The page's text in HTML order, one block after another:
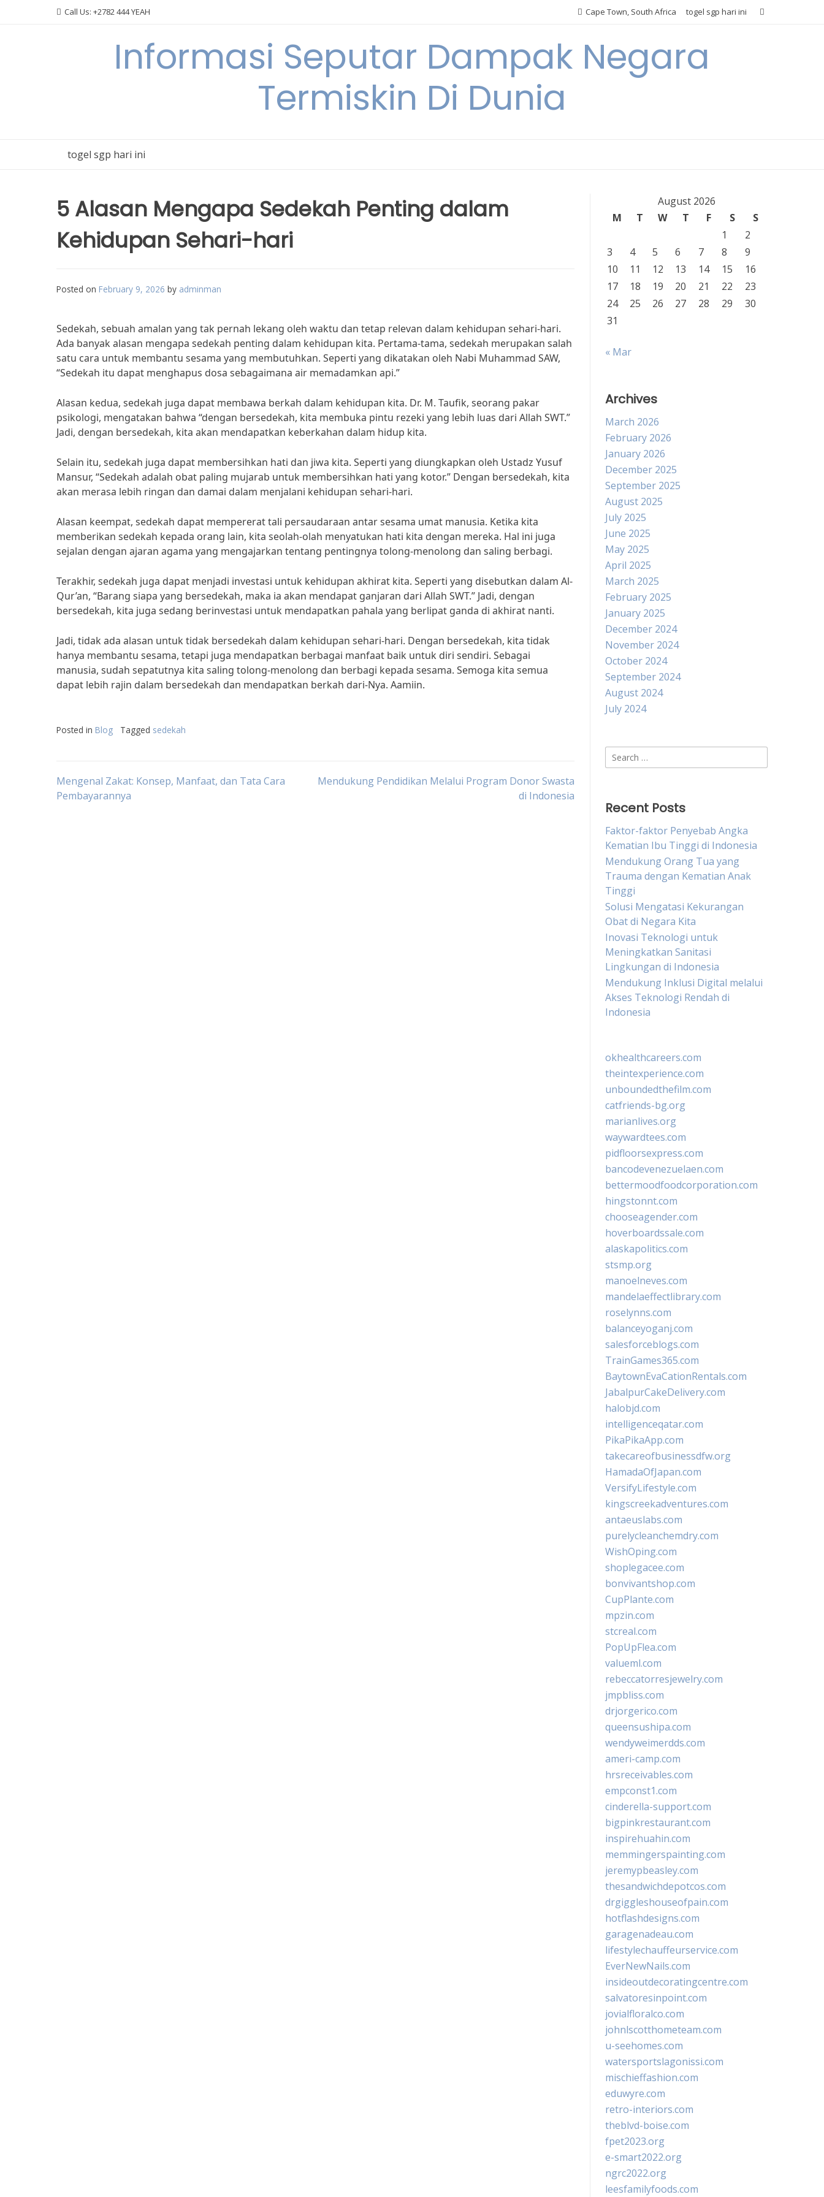
Call Us: +2782 444 YEAH Cape Town, South Africa togel sgp hari ini
Informasi Seputar Dampak Negara
Termiskin Di Dunia
togel sgp hari ini
5 Alasan Mengapa Sedekah Penting dalam
Kehidupan Sehari-hari
Posted on February 9, 2026 by adminman
Sedekah, sebuah amalan yang tak pernah lekang oleh waktu dan tetap relevan dalam kehidupan sehari-hari.
Ada banyak alasan mengapa sedekah penting dalam kehidupan kita. Pertama-tama, sedekah merupakan salah
satu cara untuk membantu sesama yang membutuhkan. Seperti yang dikatakan oleh Nabi Muhammad SAW,
“Sedekah itu dapat menghapus dosa sebagaimana air memadamkan api.”
Alasan kedua, sedekah juga dapat membawa berkah dalam kehidupan kita. Dr. M. Taufik, seorang pakar
psikologi, mengatakan bahwa “dengan bersedekah, kita membuka pintu rezeki yang lebih luas dari Allah SWT.”
Jadi, dengan bersedekah, kita akan mendapatkan keberkahan dalam hidup kita.
Selain itu, sedekah juga dapat membersihkan hati dan jiwa kita. Seperti yang diungkapkan oleh Ustadz Yusuf
Mansur, “Sedekah adalah obat paling mujarab untuk membersihkan hati yang kotor.” Dengan bersedekah, kita
akan merasa lebih ringan dan damai dalam menjalani kehidupan sehari-hari.
Alasan keempat, sedekah dapat mempererat tali persaudaraan antar sesama umat manusia. Ketika kita
memberikan sedekah kepada orang lain, kita seolah-olah menyatukan hati kita dengan mereka. Hal ini juga
sejalan dengan ajaran agama yang mengajarkan tentang pentingnya tolong-menolong dan saling berbagi.
Terakhir, sedekah juga dapat menjadi investasi untuk kehidupan akhirat kita. Seperti yang disebutkan dalam Al-
Qur’an, “Barang siapa yang bersedekah, maka ia akan mendapat ganjaran dari Allah SWT.” Jadi, dengan
bersedekah, kita juga sedang berinvestasi untuk mendapatkan pahala yang berlipat ganda di akhirat nanti.
Jadi, tidak ada alasan untuk tidak bersedekah dalam kehidupan sehari-hari. Dengan bersedekah, kita tidak
hanya membantu sesama, tetapi juga mendapatkan berbagai manfaat baik untuk diri sendiri. Sebagai
manusia, sudah sepatutnya kita saling tolong-menolong dan berbagi kepada sesama. Semoga kita semua
dapat lebih rajin dalam bersedekah dan mendapatkan berkah dari-Nya. Aamiin.
Posted in Blog Tagged sedekah
Post
Mengenal Zakat: Konsep, Manfaat, dan Tata Cara
Pembayarannya
Mendukung Pendidikan Melalui Program Donor Swasta
di Indonesia
August 2026
M
T W T F S
S
1
2
3
4 5 6 7 8
9
10
11 12 13 14 15
16
17
18 19 20 21 22
23
24
25 26 27 28 29
30
31
« Mar
Archives
March 2026
February 2026
January 2026
December 2025
September 2025
August 2025
July 2025
June 2025
May 2025
April 2025
March 2025
February 2025
January 2025
December 2024
November 2024
October 2024
September 2024
August 2024
July 2024
Search
for:
Recent Posts
Faktor-faktor Penyebab Angka
Kematian Ibu Tinggi di Indonesia
Mendukung Orang Tua yang
Trauma dengan Kematian Anak
Tinggi
Solusi Mengatasi Kekurangan
Obat di Negara Kita
Inovasi Teknologi untuk
Meningkatkan Sanitasi
Lingkungan di Indonesia
Mendukung Inklusi Digital melalui
Akses Teknologi Rendah di
Indonesia
okhealthcareers.com
theintexperience.com
unboundedthefilm.com
catfriends-bg.org
marianlives.org
waywardtees.com
pidfloorsexpress.com
bancodevenezuelaen.com
bettermoodfoodcorporation.com
hingstonnt.com
chooseagender.com
hoverboardssale.com
alaskapolitics.com
stsmp.org
manoelneves.com
mandelaeffectlibrary.com
roselynns.com
balanceyoganj.com
salesforceblogs.com
TrainGames365.com
BaytownEvaCationRentals.com
JabalpurCakeDelivery.com
halobjd.com
intelligenceqatar.com
PikaPikaApp.com
takecareofbusinessdfw.org
HamadaOfJapan.com
VersifyLifestyle.com
kingscreekadventures.com
antaeuslabs.com
purelycleanchemdry.com
WishOping.com
shoplegacee.com
bonvivantshop.com
CupPlante.com
mpzin.com
stcreal.com
PopUpFlea.com
valueml.com
rebeccatorresjewelry.com
jmpbliss.com
drjorgerico.com
queensushipa.com
wendyweimerdds.com
ameri-camp.com
hrsreceivables.com
empconst1.com
cinderella-support.com
bigpinkrestaurant.com
inspirehuahin.com
memmingerspainting.com
jeremypbeasley.com
thesandwichdepotcos.com
drgiggleshouseofpain.com
hotflashdesigns.com
garagenadeau.com
lifestylechauffeurservice.com
EverNewNails.com
insideoutdecoratingcentre.com
salvatoresinpoint.com
jovialfloralco.com
johnlscotthometeam.com
u-seehomes.com
watersportslagonissi.com
mischieffashion.com
eduwyre.com
retro-interiors.com
theblvd-boise.com
fpet2023.org
e-smart2022.org
ngrc2022.org
leesfamilyfoods.com